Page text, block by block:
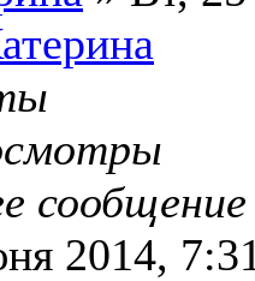
2014,